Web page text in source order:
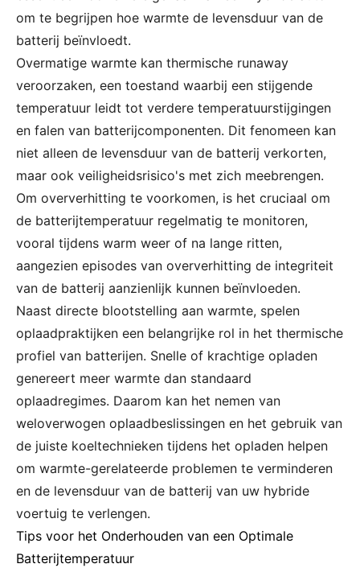
om te begrijpen hoe warmte de levensduur van de
batterij beïnvloedt.
Overmatige warmte kan thermische runaway
veroorzaken, een toestand waarbij een stijgende
temperatuur leidt tot verdere temperatuurstijgingen
en falen van batterijcomponenten. Dit fenomeen kan
niet alleen de levensduur van de batterij verkorten,
maar ook veiligheidsrisico's met zich meebrengen.
Om oververhitting te voorkomen, is het cruciaal om
de batterijtemperatuur regelmatig te monitoren,
vooral tijdens warm weer of na lange ritten,
aangezien episodes van oververhitting de integriteit
van de batterij aanzienlijk kunnen beïnvloeden.
Naast directe blootstelling aan warmte, spelen
oplaadpraktijken een belangrijke rol in het thermische
profiel van batterijen. Snelle of krachtige opladen
genereert meer warmte dan standaard
oplaadregimes. Daarom kan het nemen van
weloverwogen oplaadbeslissingen en het gebruik van
de juiste koeltechnieken tijdens het opladen helpen
om warmte-gerelateerde problemen te verminderen
en de levensduur van de batterij van uw hybride
voertuig te verlengen.
Tips voor het Onderhouden van een Optimale
Batterijtemperatuur